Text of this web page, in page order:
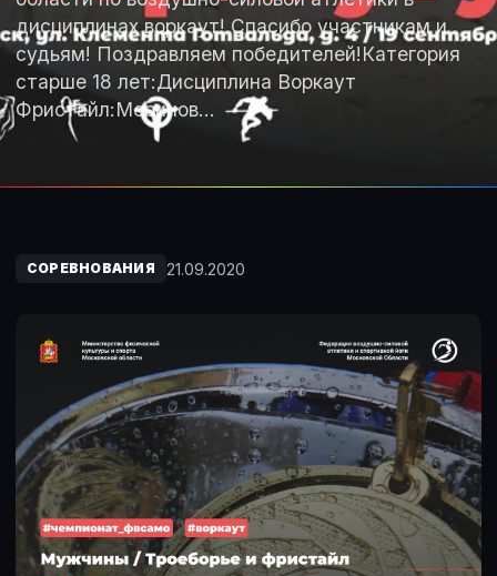
дисциплинах воркаут! Спасибо участникам и
судьям! Поздравляем победителей!Категория
старше 18 лет:Дисциплина Воркаут
Фристайл:Меринов…
СОРЕВНОВАНИЯ 21.09.2020